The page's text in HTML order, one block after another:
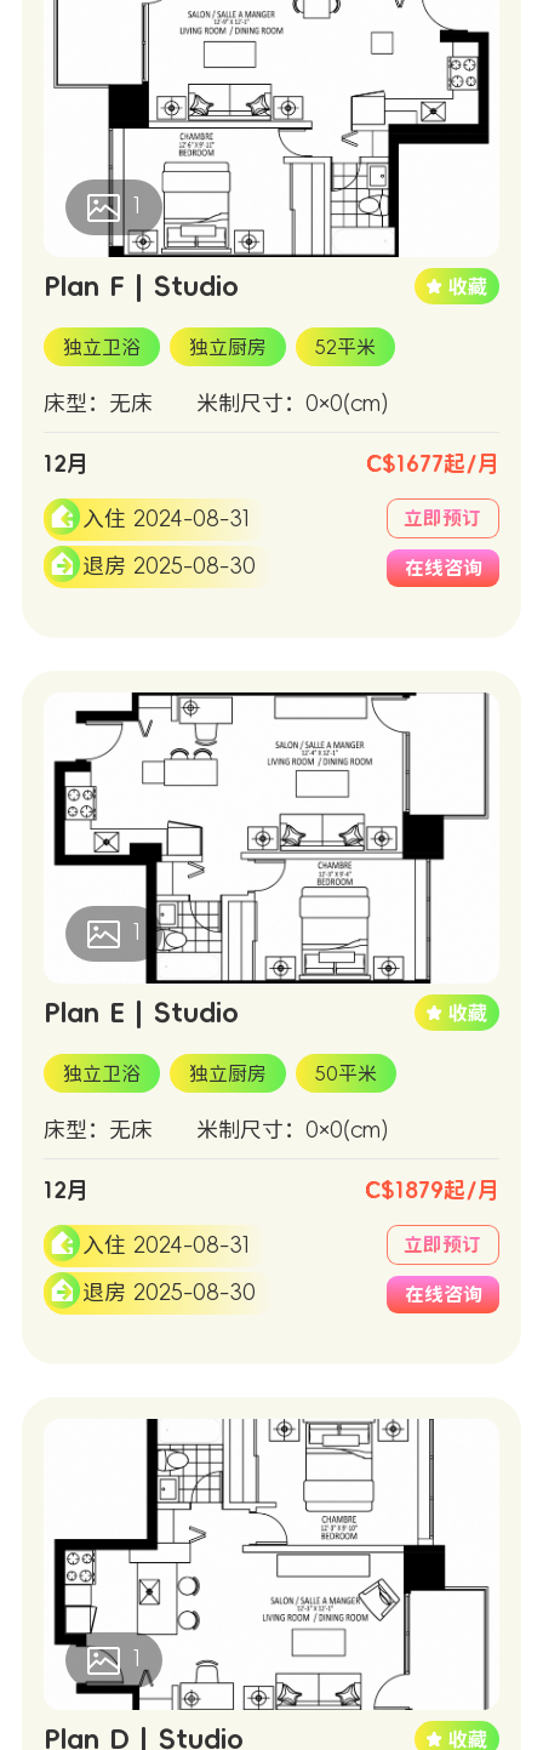
Plan F | Studio
独立卫浴 独立厨房 52平米
床型：无床 米制尺寸：0×0(cm)
12月 C$1677起/月
入住 2024-08-31
退房 2025-08-30
立即预订
在线咨询
Plan E | Studio
独立卫浴 独立厨房 50平米
床型：无床 米制尺寸：0×0(cm)
12月 C$1879起/月
入住 2024-08-31
退房 2025-08-30
立即预订
在线咨询
Plan D | Studio